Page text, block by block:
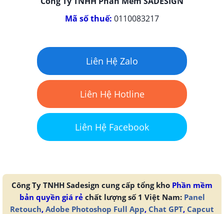
Mã số thuế: 0110083217
Liên Hệ Zalo
Liên Hệ Hotline
Liên Hệ Facebook
Công Ty TNHH Sadesign cung cấp tổng kho Phần mềm
bản quyền giá rẻchất lượng số 1 Việt Nam: Panel
Retouch, Adobe Photoshop Full App, Chat GPT, Capcut